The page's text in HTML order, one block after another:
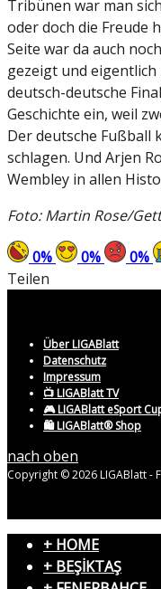
Tribünen war man
oder doch die Freude
Seite war da auch
gezeigt und
deutsch-deutsche
Geschichte ein, weil
Der deutsche Fußball
schlagen. Und Arjen
Wembley in allen
Foto: Martin Rose/
0% 0% 0%
Teilen
Über LIGABlatt
Datenschutz
Impressum
📺 LIGABlatt TV
🎮 LIGABlatt eSport
🛍️ LIGABlatt® Shop
nach oben
Copyright © 2026 LIGABlatt -
+ HOME
+ BEŞİKTAŞ